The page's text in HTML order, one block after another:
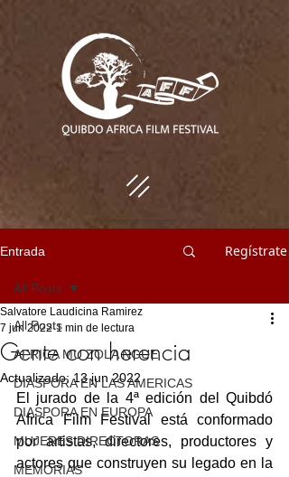
Entrada Regístrate
All Posts
AFRICA MU ZOLA NGUE
DIASPORA EN LAS AMERICAS
DIASPORA EN EUROPA
MUJERES DIRECTORAS
MEMORIAS
All Posts
Gente con herencia
Salvatore Laudicina Ramirez
7 jun 2022 1 min de lectura
Actualizado:13 jun 2022
El jurado de la 4ª edición del Quibdó
Africa Film Festival está conformado
por artistas, directores, productores y
actores que construyen su legado en la